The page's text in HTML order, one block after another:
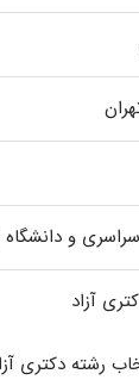
و دانشگاه
آزاد
رشته دکتری